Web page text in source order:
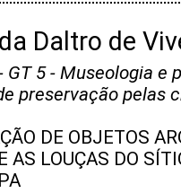
Daltro de
GT 5 - Museologia e
preservação pelas
DE OBJETOS
AS LOUÇAS DO